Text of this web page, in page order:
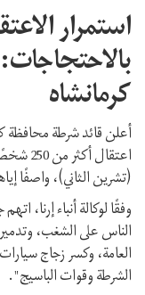
استمرار
كرمانشاه
أعلن قائد شرطة محافظة
(تشرين الثاني)، واصفًا
وفقًا لوکالة أنباء إرنا،
الناس على الشغب،
العامة، وكسر زجاج
الشرطة وقوات الباسيج".